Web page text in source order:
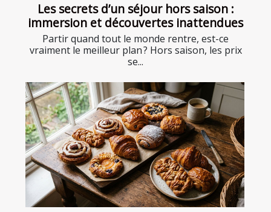
Les secrets d’un séjour hors saison :
immersion et découvertes inattendues
Partir quand tout le monde rentre, est-ce
vraiment le meilleur plan ? Hors saison, les prix
se...